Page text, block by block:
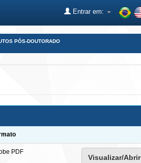
Entrar em:
PÓS-DOUTORADO
PDF
Visualizar/Abrir